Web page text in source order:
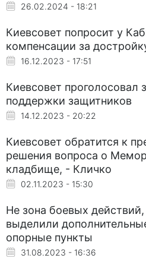
26.02.2024 - 18:21
Киевсовет попросит у
компенсации за
16.12.2023 - 17:51
Киевсовет проголосовал
поддержки защитников
14.12.2023 - 20:22
Киевсовет обратится к
решения вопроса о
кладбище, - Кличко
02.11.2023 - 15:30
Не зона боевых
выделили
опорные пункты
31.08.2023 - 16:36